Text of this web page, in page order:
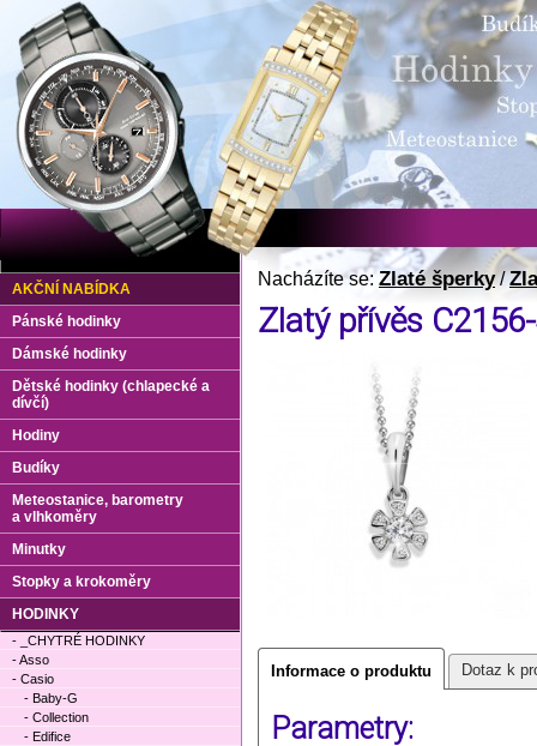
Nacházíte se:Zlaté šperky/
Zlatý přívěs
Informace o produktu Dotaz k
Parametry:
AKČNÍ NABÍDKA
Pánské hodinky
Dámské hodinky
Dětské hodinky (chlapecké a
dívčí)
Hodiny
Budíky
Meteostanice, barometry
a vlhkoměry
Minutky
Stopky a krokoměry
HODINKY
- _CHYTRÉ HODINKY
- Asso
- Casio
- Baby-G
- Collection
- Edifice